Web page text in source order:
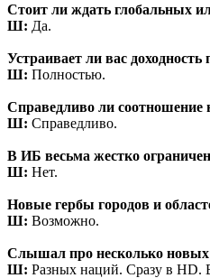
Стоит ли ждать глобальных
Ш: Да.
Устраивает ли вас
Ш: Полностью.
Справедливо ли соотношение
Ш: Справедливо.
В ИБ весьма жестко
Ш: Нет.
Новые гербы городов и
Ш: Возможно.
Слышал про несколько
Ш: Разных наций. Сразу в HD.